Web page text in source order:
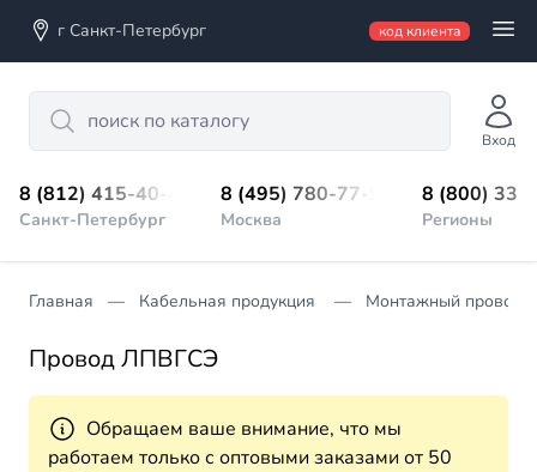
г Санкт-Петербург код клиента
Search
Вход
8 (812) 415-40-45
Санкт-Петербург
8 (495) 780-77-98
Москва
8 (800)
Регионы
Главная Кабельная продукция Монтажный провод
Провод ЛПВГСЭ
Обращаем ваше внимание, что мы
работаем только с оптовыми заказами от 50